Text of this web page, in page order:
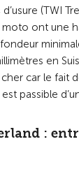
(TWI
moto ont une
en
car le fait
passible
: